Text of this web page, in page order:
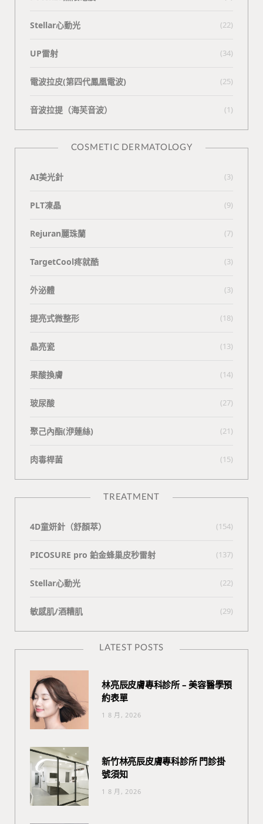
Stellar心動光 (22)
UP雷射 (34)
電波拉皮(第四代鳳凰電波) (25)
⾳波拉提（海芙⾳波） (1)
COSMETIC DERMATOLOGY
AI美光針 (3)
PLT凍晶 (9)
Rejuran麗珠蘭 (7)
TargetCool疼就酷 (3)
外泌體 (3)
提亮式微整形 (18)
晶亮瓷 (13)
果酸換膚 (14)
玻尿酸 (27)
聚己內酯(洢蓮絲) (21)
肉毒桿菌 (15)
TREATMENT
4D童妍針（舒顏萃） (154)
PICOSURE pro 鉑金蜂巢皮秒雷射 (137)
Stellar心動光 (22)
敏感肌/酒糟肌 (29)
LATEST POSTS
林亮辰皮膚專科診所 – 美容醫學預
約表單
1 8 月, 2026
新竹林亮辰皮膚專科診所 門診掛
號須知
1 8 月, 2026